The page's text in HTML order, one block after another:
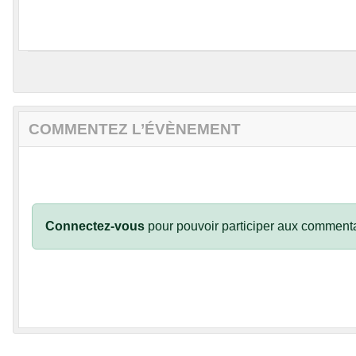
COMMENTEZ L’ÉVÈNEMENT
Connectez-vous pour pouvoir participer aux